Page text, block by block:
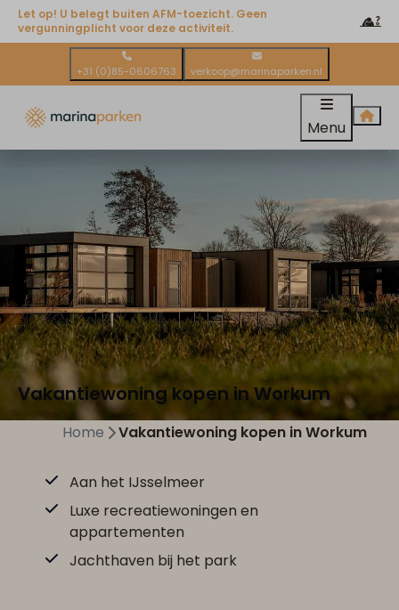
Let op! U belegt buiten AFM-toezicht. Geen
vergunningplicht voor deze activiteit.
+31 (0)85-0606763 verkoop@marinaparken.nl
Menu
Vakantiewoning kopen in Workum
Home Vakantiewoning kopen in Workum
Aan het IJsselmeer
Luxe recreatiewoningen en
appartementen
Jachthaven bij het park